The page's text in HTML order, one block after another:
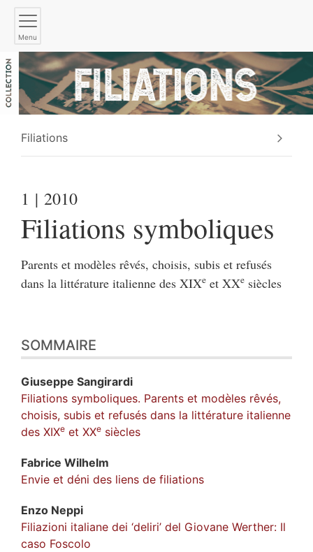
Menu
Filiations
1 | 2010
Filiations symboliques
Parents et modèles rêvés, choisis, subis et refusés
dans la littérature italienne des XIXe et XXe siècles
SOMMAIRE
Giuseppe Sangirardi
Filiations symboliques. Parents et modèles rêvés,
choisis, subis et refusés dans la littérature italienne
des XIXe et XXe siècles
Fabrice Wilhelm
Envie et déni des liens de filiations
Enzo Neppi
Filiazioni italiane dei ‘deliri’ del Giovane Werther: Il
caso Foscolo